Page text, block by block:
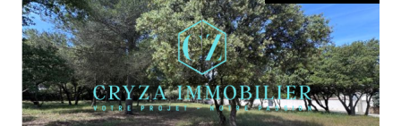
voir le bien